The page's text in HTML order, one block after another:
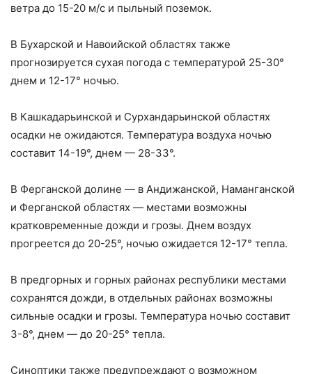
ветра до 15-20 м/с и пыльный поземок.
В Бухарской и Навоийской областях также
прогнозируется сухая погода с температурой 25-30°
днем и 12-17° ночью.
В Кашкадарьинской и Сурхандарьинской областях
осадки не ожидаются. Температура воздуха ночью
составит 14-19°, днем — 28-33°.
В Ферганской долине — в Андижанской, Наманганской
и Ферганской областях — местами возможны
кратковременные дожди и грозы. Днем воздух
прогреется до 20-25°, ночью ожидается 12-17° тепла.
В предгорных и горных районах республики местами
сохранятся дожди, в отдельных районах возможны
сильные осадки и грозы. Температура ночью составит
3-8°, днем — до 20-25° тепла.
Синоптики также предупреждают о возможном